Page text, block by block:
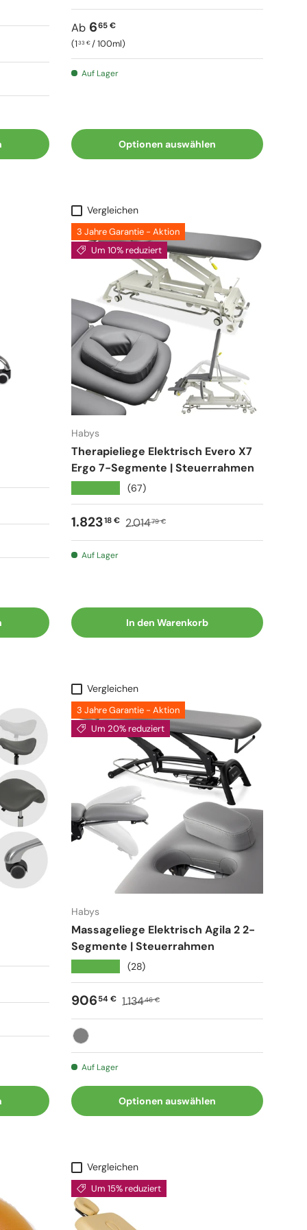
Normaler Preis
Ab 665 €
Grundpreis
133 € /100ml
Auf Lager
Optionen auswählen
Vergleichen
3 Jahre Garantie - Aktion
Um 10% reduziert
Habys
Therapieliege Elektrisch Evero X7
Ergo 7-Segmente | Steuerrahmen
(67)
Verkaufspreis
1.82318 € Normaler Preis
2.01479 €
Auf Lager
In den Warenkorb
Vergleichen
3 Jahre Garantie - Aktion
Um 20% reduziert
Habys
Massageliege Elektrisch Agila 2 2-
Segmente | Steuerrahmen
(28)
Verkaufspreis
906 54 € Normaler Preis
1.13446 €
Grau
Auf Lager
Optionen auswählen
Vergleichen
Um 15% reduziert